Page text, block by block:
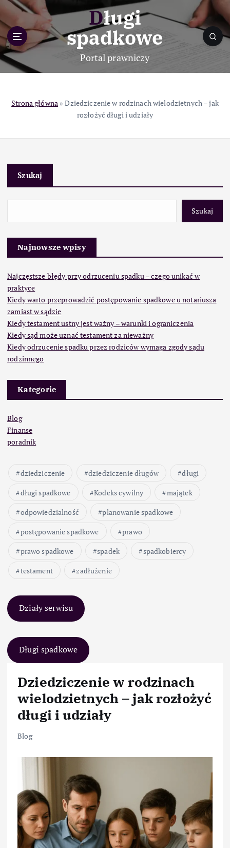
p
o
c
Długi
spadkowe
Portal prawniczy
Strona główna»Dziedziczenie w rodzinach wielodzietnych – jak
rozłożyć długi i udziały
Szukaj
Szukaj
Najnowsze wpisy
Najczęstsze błędy przy odrzuceniu spadku – czego unikać w
praktyce
Kiedy warto przeprowadzić postępowanie spadkowe u notariusza
zamiast w sądzie
Kiedy testament ustny jest ważny – warunki i ograniczenia
Kiedy sąd może uznać testament za nieważny
Kiedy odrzucenie spadku przez rodziców wymaga zgody sądu
rodzinnego
Kategorie
Blog
Finanse
poradnik
dziedziczenie dziedziczenie długów
długi
długi spadkowe
Kodeks cywilny
majątek
odpowiedzialność
planowanie spadkowe
postępowanie spadkowe
prawo
prawo spadkowe
spadek
spadkobiercy
testament
zadłużenie
Działy serwisu
Długi spadkowe
Dziedziczenie w rodzinach
wielodzietnych – jak rozłożyć
długi i udziały
Blog